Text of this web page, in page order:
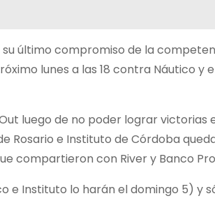
último compromiso de la
lunes a las 18 contra Náutico y
luego de no poder lograr victorias
Rosario e Instituto de Córdoba
compartieron con River y Banco
Instituto lo harán el domingo 5) y